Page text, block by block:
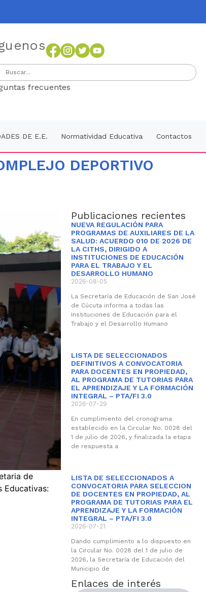
frecuentes
DE E.E. Normatividad Educativa Contactos
DEPORTIVO
de
Educativas:
Publicaciones recientes
NUEVA REGULACIÓN PARA
PROGRAMAS DE AUXILIARES DE LA
SALUD: ACUERDO 010 DE 2026 DE
LA CITHS, DIRIGIDO A
INSTITUCIONES DE EDUCACIÓN
PARA EL TRABAJO Y EL
DESARROLLO HUMANO
2026-08-05
La Secretaría de Educación de San José
de Cúcuta informa a todas las
Instituciones de Educación para el
Trabajo y el Desarrollo Humano
LISTA DE SELECCIONADOS
DEFINITIVOS A CONVOCATORIA
PARA DOCENTES EN PROPIEDAD,
AL PROGRAMA DE TUTORIAS PARA
EL APRENDIZAJE Y LA FORMACIÓN
INTEGRAL – PTA/FI 3.0
2026-07-29
En cumplimiento del cronograma
establecido en la Circular No. 0028 del
1 de julio de 2026, y finalizada la etapa
de respuesta a
LISTA DE SELECCIONADOS A
CONVOCATORIA PARA SELECCION
DE DOCENTES EN PROPIEDAD, AL
PROGRAMA DE TUTORIAS PARA EL
APRENDIZAJE Y LA FORMACIÓN
INTEGRAL – PTA/FI 3.0
2026-07-21
Dando cumplimiento a lo dispuesto en
la Circular No. 0028 del 1 de julio de
2026, la Secretaría de Educación del
Municipio de
Enlaces de interés